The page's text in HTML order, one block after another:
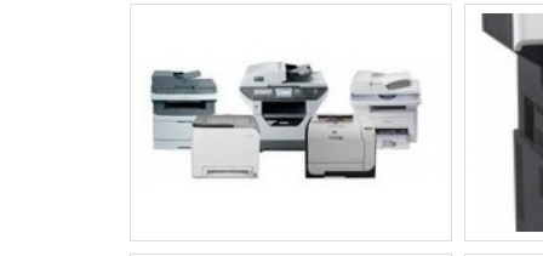
Ao avaliar a melhor impressora
desempenho em diferentes cenários. A
mercado.
ANÁLISE DE CUSTO-
O preço inicial das impressoras varia
mais avançados podem ultrapassar 1.500